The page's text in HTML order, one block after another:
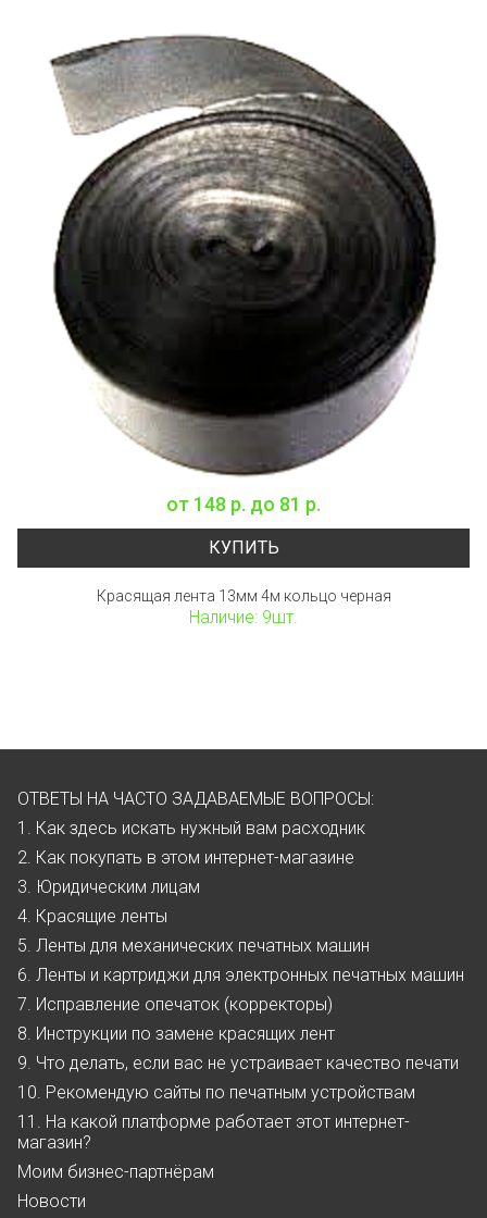
от 148 р. до 81 р.
КУПИТЬ
Красящая лента 13мм 4м кольцо черная
Наличие: 9шт.
ОТВЕТЫ НА ЧАСТО ЗАДАВАЕМЫЕ ВОПРОСЫ:
1. Как здесь искать нужный вам расходник
2. Как покупать в этом интернет-магазине
3. Юридическим лицам
4. Красящие ленты
5. Ленты для механических печатных машин
6. Ленты и картриджи для электронных печатных машин
7. Исправление опечаток (корректоры)
8. Инструкции по замене красящих лент
9. Что делать, если вас не устраивает качество печати
10. Рекомендую сайты по печатным устройствам
11. На какой платформе работает этот интернет-
магазин?
Моим бизнес-партнёрам
Новости